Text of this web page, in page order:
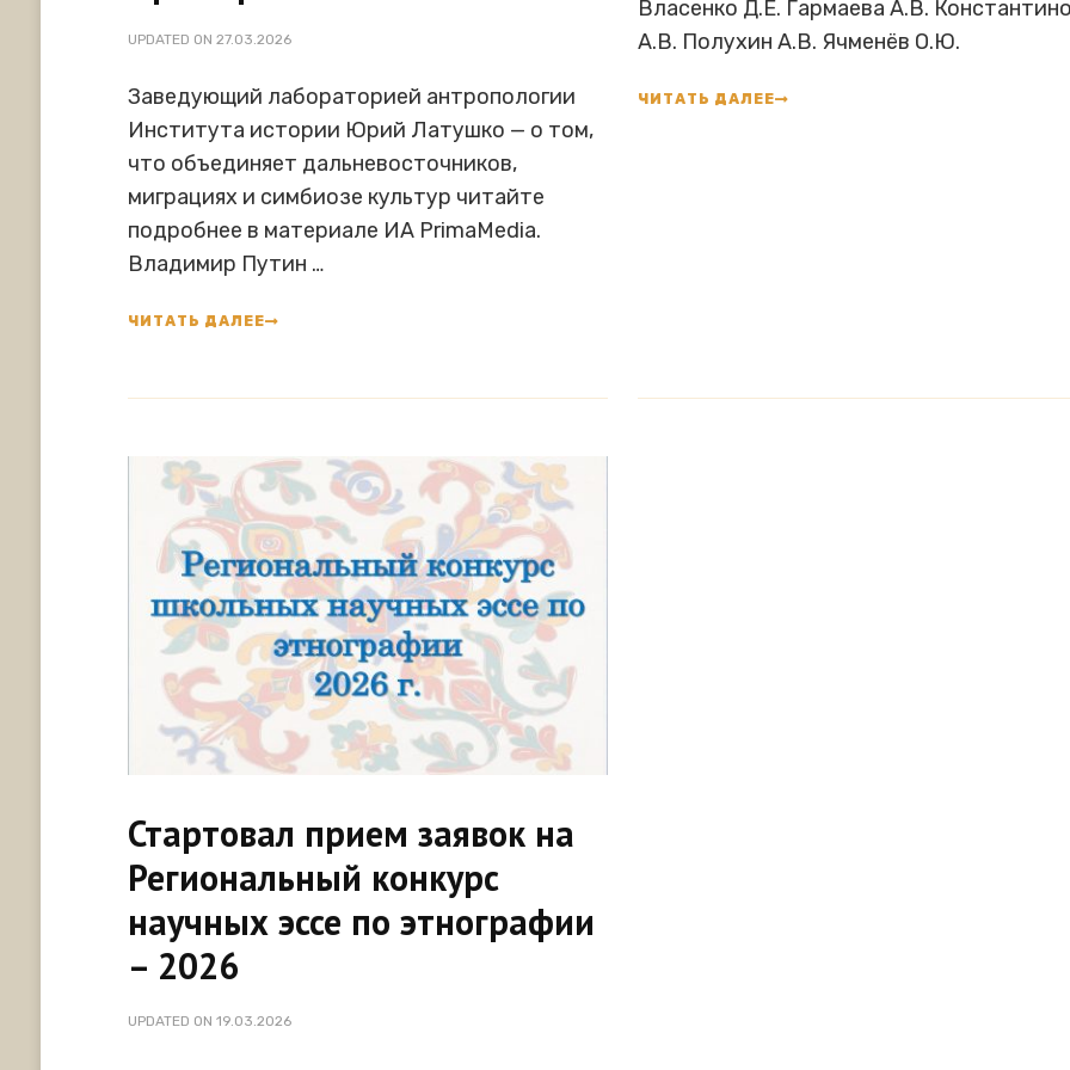
UPDATED ON27.03.2026
Заведующий лабораторией антропологии
Института истории Юрий Латушко — о том,
что объединяет дальневосточников,
миграциях и симбиозе культур читайте
подробнее в материале ИА PrimaMedia.
Владимир Путин …
ЧИТАТЬ ДАЛЕЕ
Власенко Д.Е. Гармаева А.В.
А.В. Полухин А.В. Ячменёв О.Ю.
ЧИТАТЬ ДАЛЕЕ
Стартовал прием заявок на
Региональный конкурс
научных эссе по этнографии
– 2026
UPDATED ON19.03.2026